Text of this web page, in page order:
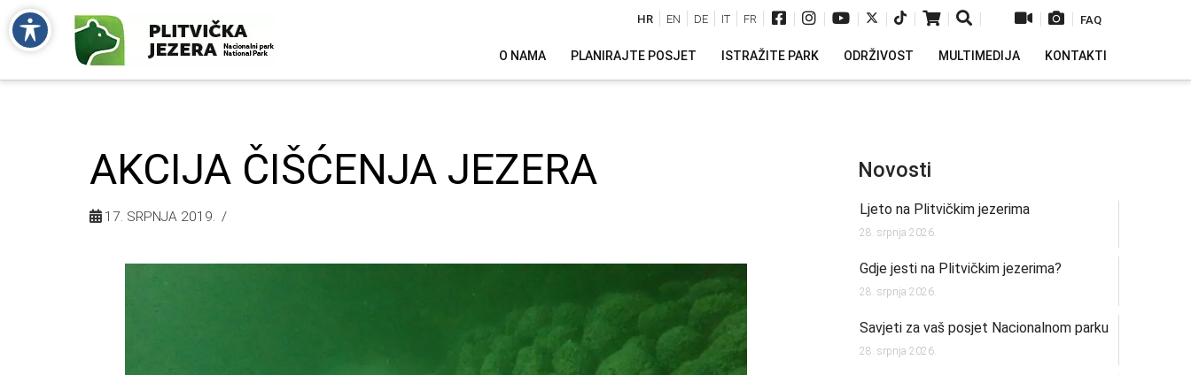
| | | | | | | | | FAQ
HR EN DE IT FR
O NAMA PLANIRAJTE POSJET ISTRAŽITE PARK ODRŽIVOST MULTIMEDIJA KONTAKTI
AKCIJA ČIŠĆENJA JEZERA
17. SRPNJA 2019.
Novosti
Ljeto na Plitvičkim jezerima
28. srpnja 2026.
Gdje jesti na Plitvičkim jezerima?
28. srpnja 2026.
Savjeti za vaš posjet Nacionalnom parku
28. srpnja 2026.